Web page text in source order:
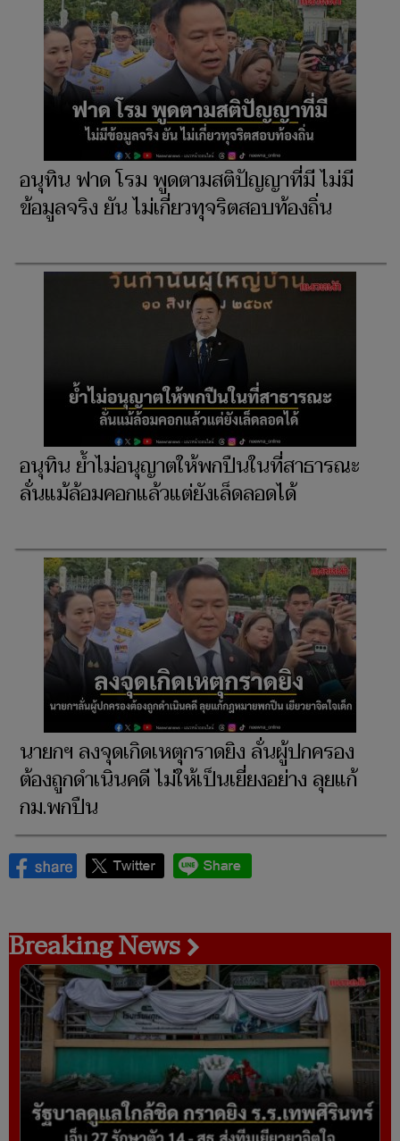
อนุทิน ฟาด โรม พูดตามสติปัญญาที่มี ไม่มี
ข้อมูลจริง ยัน ไม่เกี่ยวทุจริตสอบท้องถิ่น
อนุทิน ย้ำไม่อนุญาตให้พกปืนในที่สาธารณะ
ลั่นแม้ล้อมคอกแล้วแต่ยังเล็ดลอดได้
นายกฯ ลงจุดเกิดเหตุกราดยิง ลั่นผู้ปกครอง
ต้องถูกดําเนินคดี ไม่ให้เป็นเยี่ยงอย่าง ลุยแก้
กม.พกปืน
Breaking News